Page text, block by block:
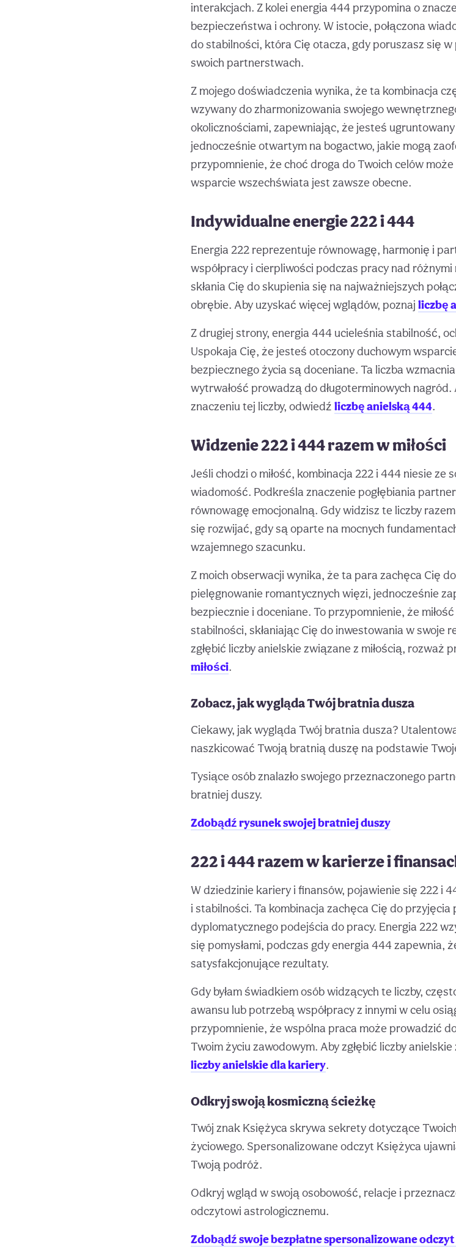
interakcjach. Z kolei energia 444 przypomina o
bezpieczeństwa i ochrony. W istocie, połączona
do stabilności, która Cię otacza, gdy poruszasz się
swoich partnerstwach.
Z mojego doświadczenia wynika, że ta kombinacja
wzywany do zharmonizowania swojego
okolicznościami, zapewniając, że jesteś
jednocześnie otwartym na bogactwo, jakie mogą
przypomnienie, że choć droga do Twoich celów
wsparcie wszechświata jest zawsze obecne.
Indywidualne energie 222 i 444
Energia 222 reprezentuje równowagę, harmonię i
współpracy i cierpliwości podczas pracy nad różnymi
skłania Cię do skupienia się na najważniejszych
obrębie. Aby uzyskać więcej wglądów, poznaj liczbę
Z drugiej strony, energia 444 ucieleśnia stabilność,
Uspokaja Cię, że jesteś otoczony duchowym
bezpiecznego życia są doceniane. Ta liczba
wytrwałość prowadzą do długoterminowych
znaczeniu tej liczby, odwiedź liczbę anielską 444.
Widzenie 222 i 444 razem w miłości
Jeśli chodzi o miłość, kombinacja 222 i 444 niesie ze
wiadomość. Podkreśla znaczenie pogłębiania
równowagę emocjonalną. Gdy widzisz te liczby
się rozwijać, gdy są oparte na mocnych
wzajemnego szacunku.
Z moich obserwacji wynika, że ta para zachęca Cię
pielęgnowanie romantycznych więzi, jednocześnie
bezpiecznie i doceniane. To przypomnienie, że
stabilności, skłaniając Cię do inwestowania w swoje
zgłębić liczby anielskie związane z miłością, rozważ
miłości.
Zobacz, jak wygląda Twój bratnia dusza
Ciekawy, jak wygląda Twój bratnia dusza?
naszkicować Twoją bratnią duszę na podstawie
Tysiące osób znalazło swojego przeznaczonego
bratniej duszy.
Zdobądź rysunek swojej bratniej duszy
222 i 444 razem w karierze i
W dziedzinie kariery i finansów, pojawienie się 222 i
i stabilności. Ta kombinacja zachęca Cię do przyjęcia
dyplomatycznego podejścia do pracy. Energia 222
się pomysłami, podczas gdy energia 444 zapewnia,
satysfakcjonujące rezultaty.
Gdy byłam świadkiem osób widzących te liczby,
awansu lub potrzebą współpracy z innymi w celu
przypomnienie, że wspólna praca może prowadzić
Twoim życiu zawodowym. Aby zgłębić liczby
liczby anielskie dla kariery.
Odkryj swoją kosmiczną ścieżkę
Twój znak Księżyca skrywa sekrety dotyczące
życiowego. Spersonalizowane odczyt Księżyca
Twoją podróż.
Odkryj wgląd w swoją osobowość, relacje i
odczytowi astrologicznemu.
Zdobądź swoje bezpłatne spersonalizowane